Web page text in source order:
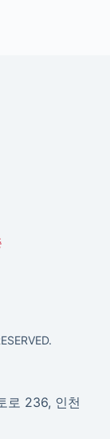
로 236, 인천